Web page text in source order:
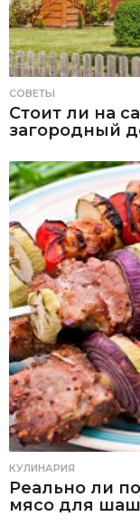
СОВЕТЫ
Стоит ли на
загородный
КУЛИНАРИЯ
Реально ли
мясо для